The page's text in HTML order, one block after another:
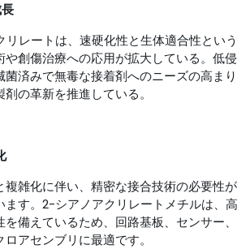
レートは、速硬化性と生体適合性という
や創傷治療への応用が拡大している。低侵
済みで無毒な接着剤へのニーズの高まり
の革新を推進している。
複雑化に伴い、精密な接合技術の必要性が
ます。2-シアノアクリレートメチルは、高
備えているため、回路基板、センサー、
アセンブリに最適です。